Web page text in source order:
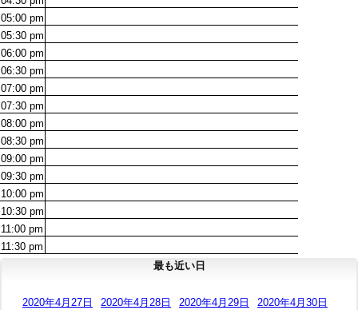
05:00 pm
05:30 pm
06:00 pm
06:30 pm
07:00 pm
07:30 pm
08:00 pm
08:30 pm
09:00 pm
09:30 pm
10:00 pm
10:30 pm
11:00 pm
11:30 pm
最も近い日
2020年4月27日 2020年4月28日 2020年4月29日
2020年4月30日